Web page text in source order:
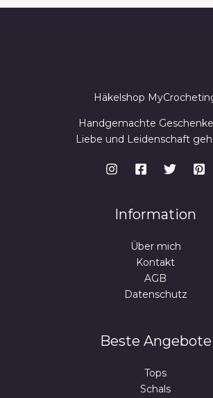
Häkelshop
Handgemachte
Liebe und Leidenschaft
Information
Über mich
Kontakt
AGB
Datenschutz
Beste Angebote
Tops
Schals